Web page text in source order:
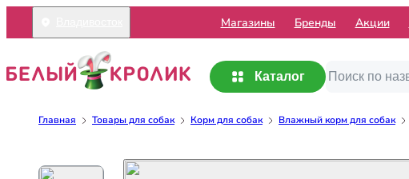
Mагазины Бренды Акции
Каталог
Главная Товары для собак Корм для собак Влажный корм для собак